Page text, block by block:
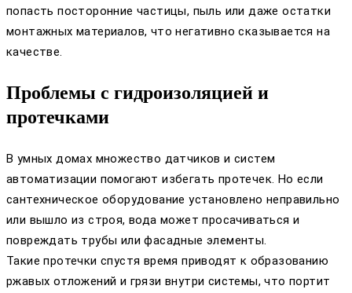
попасть посторонние частицы, пыль или даже остатки
монтажных материалов, что негативно сказывается на
качестве.
Проблемы с гидроизоляцией и
протечками
В умных домах множество датчиков и систем
автоматизации помогают избегать протечек. Но если
сантехническое оборудование установлено неправильно
или вышло из строя, вода может просачиваться и
повреждать трубы или фасадные элементы.
Такие протечки спустя время приводят к образованию
ржавых отложений и грязи внутри системы, что портит